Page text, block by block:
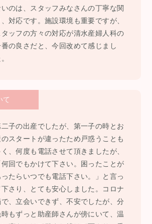
いのは、スタッフみなさんの丁寧な関
、対応です。施設環境も重要ですが、
タッフの方々の対応が清水産婦人科の
の良さだと、今回改めて感じまし
て
子の出産でしたが、第一子の時とお
のスタートが違ったため戸惑うことも
く、何度も電話させて頂きましたが、
何回でもかけて下さい。困ったことが
ったらいつでも電話下さい。」と言っ
下さり、とても安心しました。コロナ
で、立会いできず、不安でしたが、分
もずっと助産師さんが傍にいて、温